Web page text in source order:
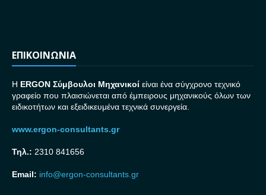
ΕΠΙΚΟΙΝΩΝΙΑ
H ERGON Σύμβουλοι Μηχανικοί είναι ένα σύγχρονο τεχνικό
γραφείο που πλαισιώνεται από έμπειρους μηχανικούς όλων των
ειδικοτήτων και εξειδικευμένα τεχνικά συνεργεία.
www.ergon-consultants.gr
Τηλ.: 2310 841656
Email: info@ergon-consultants.gr